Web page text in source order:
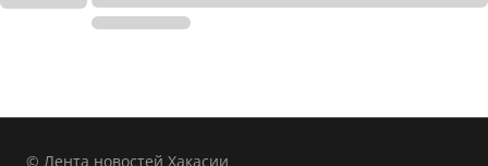
© Лента новостей Хакасии